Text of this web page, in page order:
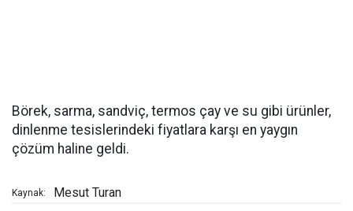
Börek, sarma, sandviç, termos çay ve su gibi ürünler,
dinlenme tesislerindeki fiyatlara karşı en yaygın
çözüm haline geldi.
Kaynak: Mesut Turan